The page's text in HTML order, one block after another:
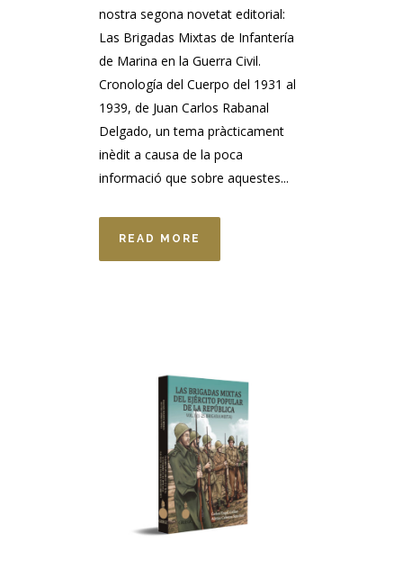
nostra segona novetat editorial:
Las Brigadas Mixtas de Infantería
de Marina en la Guerra Civil.
Cronología del Cuerpo del 1931 al
1939, de Juan Carlos Rabanal
Delgado, un tema pràcticament
inèdit a causa de la poca
informació que sobre aquestes...
READ MORE